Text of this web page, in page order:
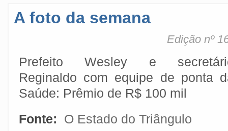
A foto da semana
Edição nº
Prefeito Wesley e
Reginaldo com equipe de ponta
Saúde: Prêmio de R$ 100 mil
Fonte:
O Estado do Triângulo